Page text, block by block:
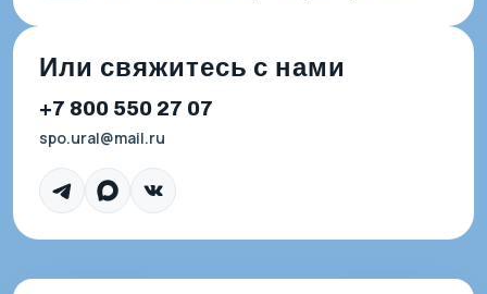
Или свяжитесь с нами
+7 800 550 27 07
spo.ural@mail.ru